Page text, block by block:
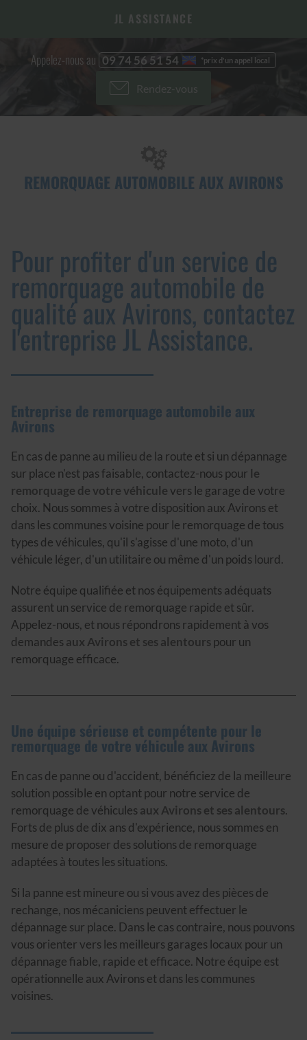
Appelez-nous au 09 74 56 51 54
Rendez-vous
REMORQUAGE AUTOMOBILE AUX AVIRONS
Pour profiter d'un service de
remorquage automobile de
qualité aux Avirons, contactez
l'entreprise JL Assistance.
Entreprise de remorquage automobile aux
Avirons
En cas de panne au milieu de la route et si un dépannage
sur place n'est pas faisable, contactez-nous pour le
remorquage de votre véhiculevers le garage de votre
choix. Nous sommes à votre disposition aux Avirons et
dans les communes voisine pour le remorquage de tous
types de véhicules, qu'il s'agisse d'une moto, d'un
véhicule léger, d'un utilitaire ou même d'un poids lourd.
Notre équipe qualifiée et nos équipements adéquats
assurent un service de remorquage rapide et sûr.
Appelez-nous, et nous répondrons rapidement à vos
demandes aux Avirons et ses alentourspour un
remorquage efficace.
Une équipe sérieuse et compétente pour le
remorquage de votre véhicule aux Avirons
En cas de panne ou d'accident, bénéficiez de la meilleure
solution possible en optant pour notre service de
remorquage de véhicules aux Avirons et ses alentours.
Forts de plus de dix ans d'expérience, nous sommes en
mesure de proposer des solutions de remorquage
adaptées à toutes les situations.
Si la panne est mineure ou si vous avez des pièces de
rechange, nos mécaniciens peuvent effectuer le
dépannage sur place. Dans le cas contraire, nous pouvons
vous orienter vers les meilleurs garages locaux pour un
dépannage fiable, rapide et efficace. Notre équipe est
opérationnelle aux Avirons et dans les communes
voisines.
JL ASSISTANCE